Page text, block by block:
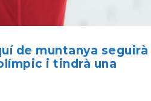
de muntanya seguirà
i tindrà una